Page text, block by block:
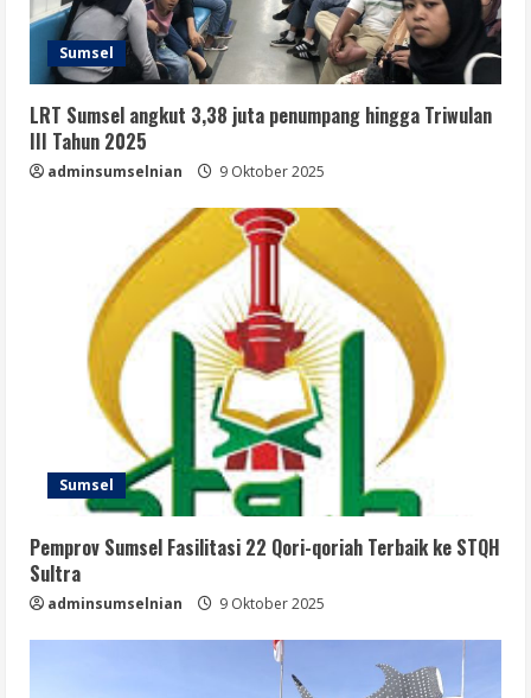
Sumsel
LRT Sumsel angkut 3,38 juta penumpang hingga Triwulan
III Tahun 2025
adminsumselnian 9 Oktober 2025
Sumsel
Pemprov Sumsel Fasilitasi 22 Qori-qoriah Terbaik ke STQH
Sultra
adminsumselnian 9 Oktober 2025